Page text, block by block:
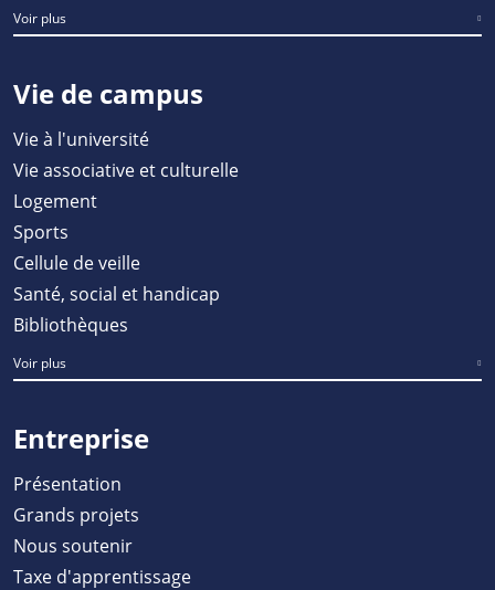
Voir plus
Vie de campus
Vie à l'université
Vie associative et culturelle
Logement
Sports
Cellule de veille
Santé, social et handicap
Bibliothèques
Voir plus
Entreprise
Présentation
Grands projets
Nous soutenir
Taxe d'apprentissage